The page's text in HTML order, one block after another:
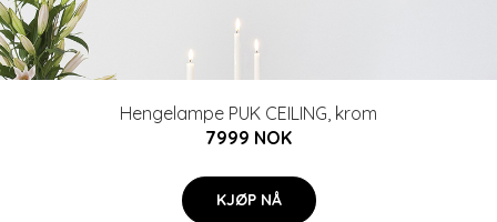
Hengelampe PUK CEILING, krom
7999 NOK
KJØP NÅ